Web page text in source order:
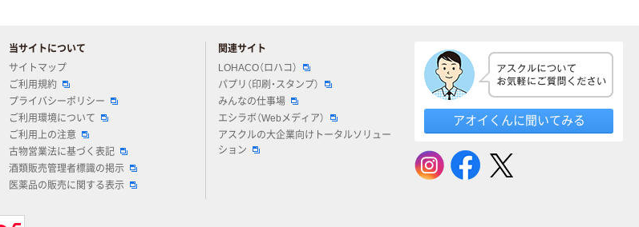
当サイトについて
サイトマップ
ご利用規約
プライバシーポリシー
ご利用環境について
ご利用上の注意
古物営業法に基づく表記
酒類販売管理者標識の掲示
医薬品の販売に関する表示
関連サイト
LOHACO（ロハコ）
パプリ（印刷・スタンプ）
みんなの仕事場
エシラボ（Webメディア）
アスクルの大企業向けトータルソリュー
ション
アオイくんに聞いてみる